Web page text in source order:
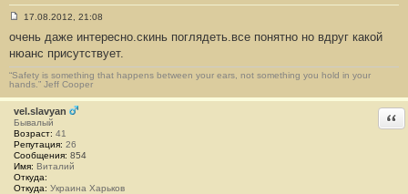
о
б
щ
е
н
и
е
#
1
7
17.08.2012, 21:08
очень даже интересно.скинь поглядеть.все понятно но вдруг какой
нюанс присутствует.
“Safety is something that happens between your ears, not something you hold in your
hands.” Jeff Cooper
vel.slavyan
Бывалый
Возраст: 41
Репутация: 26
Сообщения: 854
Имя: Виталий
Откуда:
Откуда: Украина Харьков